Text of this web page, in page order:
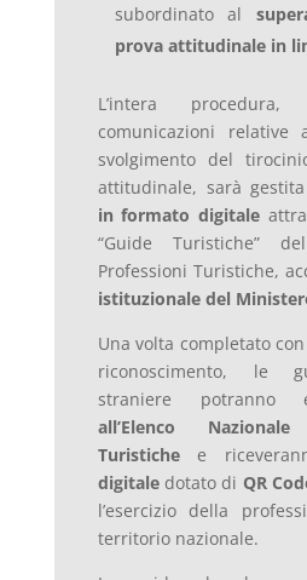
subordinato al
prova attitudinale in
L’intera
comunicazioni
svolgimento del
attitudinale, sarà
in formato digitale
“Guide Turistiche”
Professioni Turistiche,
istituzionale del
Una volta completato
riconoscimento, le
straniere potranno
all’Elenco
Turistichee
digitaledotato di QR
l’esercizio della
territorio nazionale.